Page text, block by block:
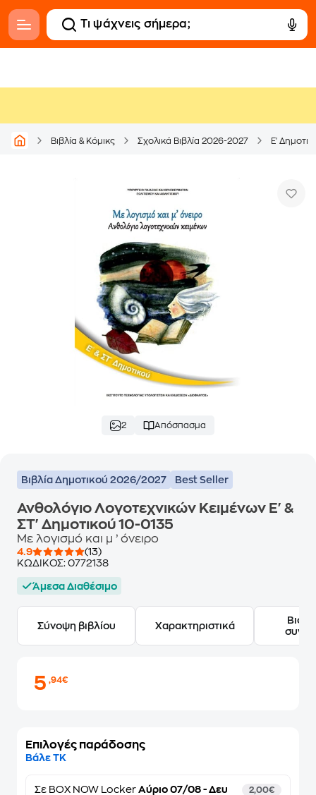
Βιβλία & Κόμικς Σχολικά Βιβλία 2026-2027 Ε'
2 Απόσπασμα
Βιβλία Δημοτικού 2026/2027 Best Seller
Ανθολόγιο Λογοτεχνικών Κειμένων Ε' &
ΣΤ' Δημοτικού 10-0135
Με λογισμό και μ ’ όνειρο
4.9
(13)
ΚΩΔΙΚΟΣ: 0772138
Άμεσα Διαθέσιμο
Σύνοψη βιβλίου Χαρακτηριστικά
5,94€
Επιλογές παράδοσης
Βάλε ΤΚ
Σε BOX NOW Locker Αύριο 07/08 - Δευ
2,00€